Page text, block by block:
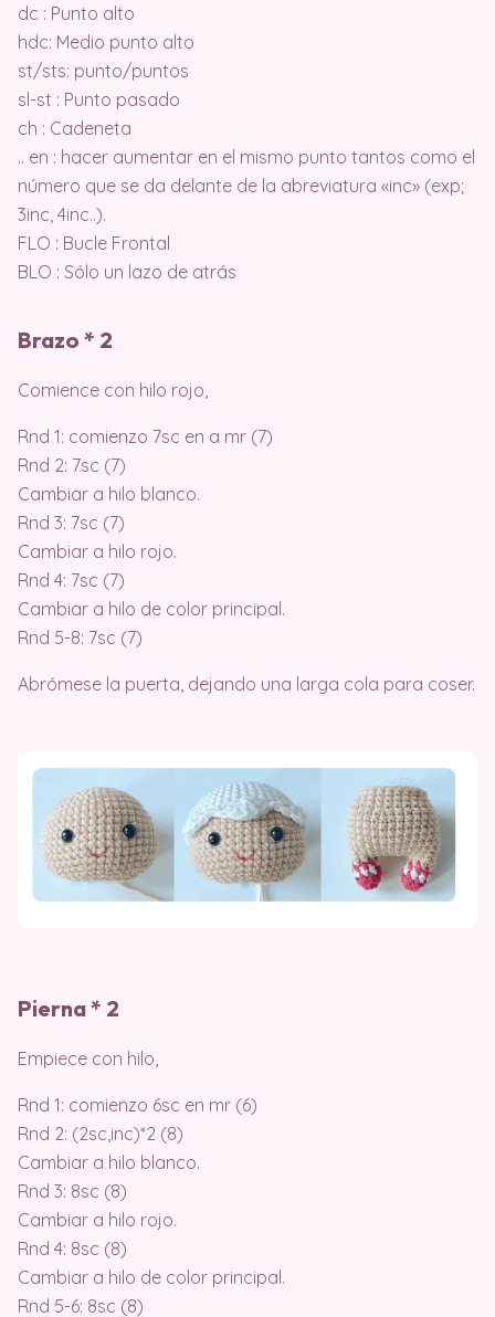
dc : Punto alto
hdc: Medio punto alto
st/sts: punto/puntos
sl-st : Punto pasado
ch : Cadeneta
.. en : hacer aumentar en el mismo punto tantos como el
número que se da delante de la abreviatura «inc» (exp;
3inc, 4inc..).
FLO : Bucle Frontal
BLO : Sólo un lazo de atrás
Brazo * 2
Comience con hilo rojo,
Rnd 1: comienzo 7sc en a mr (7)
Rnd 2: 7sc (7)
Cambiar a hilo blanco.
Rnd 3: 7sc (7)
Cambiar a hilo rojo.
Rnd 4: 7sc (7)
Cambiar a hilo de color principal.
Rnd 5-8: 7sc (7)
Abrómese la puerta, dejando una larga cola para coser.
Pierna * 2
Empiece con hilo,
Rnd 1: comienzo 6sc en mr (6)
Rnd 2: (2sc,inc)*2 (8)
Cambiar a hilo blanco.
Rnd 3: 8sc (8)
Cambiar a hilo rojo.
Rnd 4: 8sc (8)
Cambiar a hilo de color principal.
Rnd 5-6: 8sc (8)